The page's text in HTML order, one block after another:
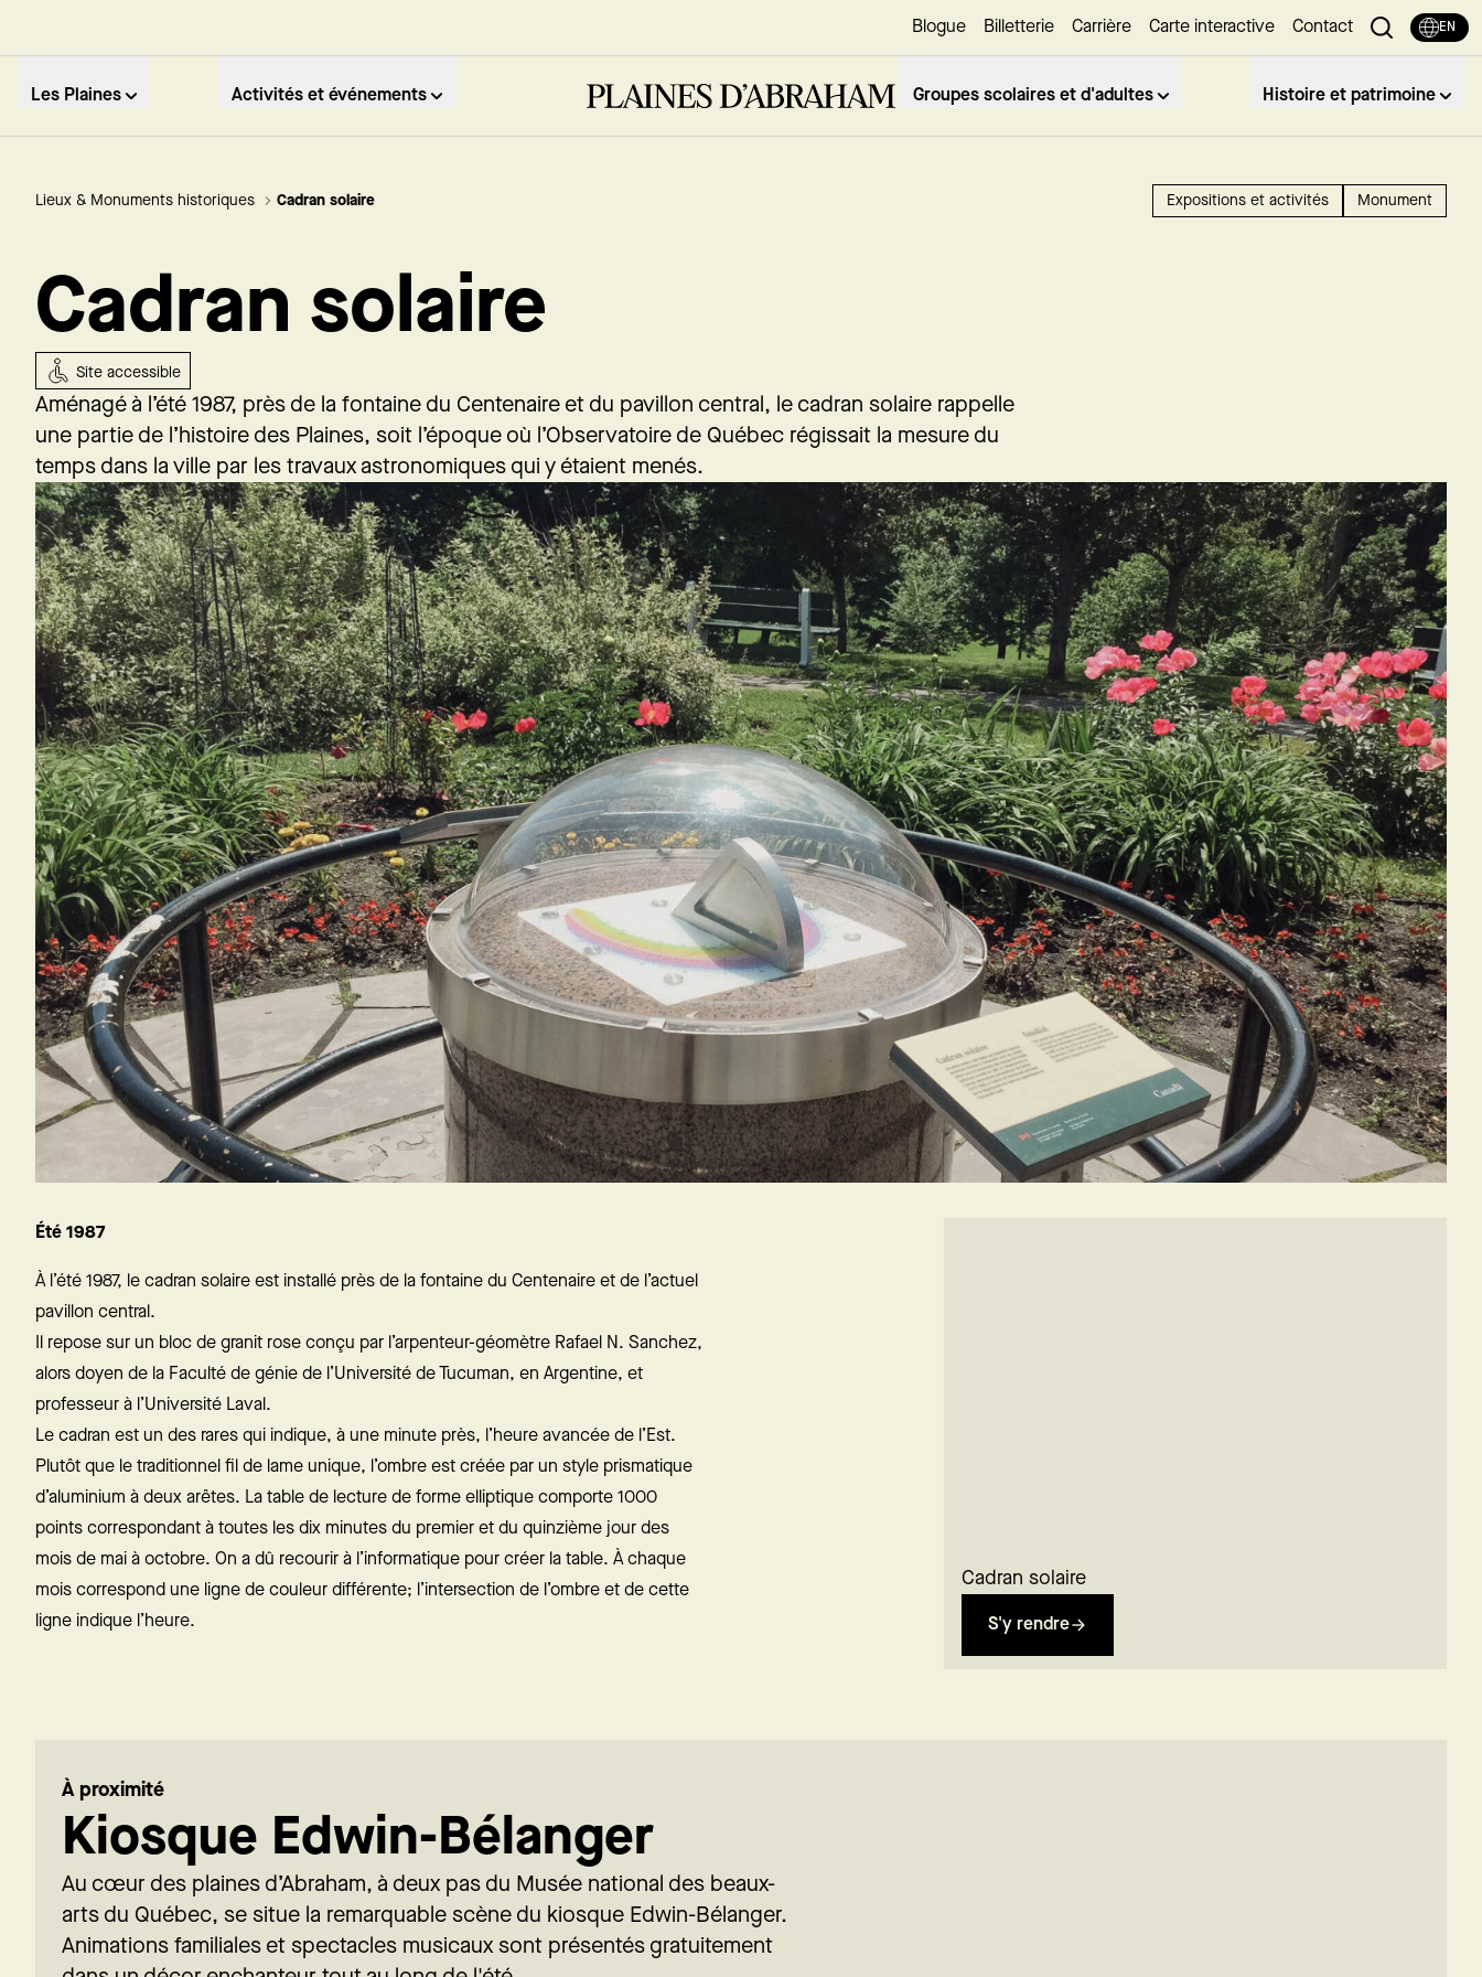
Blogue Billetterie Carrière Carte interactive Contact EN
Les Plaines Activités et événements Groupes scolaires et d'adultes Histoire et patrimoine
Lieux & Monuments historiques Cadran solaire Expositions et activités Monument
Cadran solaire
Site accessible
Aménagé à l’été 1987, près de la fontaine du Centenaire et du pavillon central, le cadran solaire rappelle
une partie de l’histoire des Plaines, soit l’époque où l’Observatoire de Québec régissait la mesure du
temps dans la ville par les travaux astronomiques qui y étaient menés.
Été 1987
À l’été 1987, le cadran solaire est installé près de la fontaine du Centenaire et de l’actuel
pavillon central.
Il repose sur un bloc de granit rose conçu par l’arpenteur-géomètre Rafael N. Sanchez,
alors doyen de la Faculté de génie de l’Université de Tucuman, en Argentine, et
professeur à l’Université Laval.
Le cadran est un des rares qui indique, à une minute près, l’heure avancée de l’Est.
Plutôt que le traditionnel fil de lame unique, l’ombre est créée par un style prismatique
d’aluminium à deux arêtes. La table de lecture de forme elliptique comporte 1000
points correspondant à toutes les dix minutes du premier et du quinzième jour des
mois de mai à octobre. On a dû recourir à l’informatique pour créer la table. À chaque
mois correspond une ligne de couleur différente; l’intersection de l’ombre et de cette
ligne indique l’heure.
Cadran solaire
S'y rendre
À proximité
Kiosque Edwin-Bélanger
Au cœur des plaines d’Abraham, à deux pas du Musée national des beaux-
arts du Québec, se situe la remarquable scène du kiosque Edwin-Bélanger.
Animations familiales et spectacles musicaux sont présentés gratuitement